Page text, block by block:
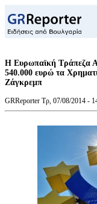
Η Ευρωπαϊκή Τράπεζα
540.000 ευρώ τα
Ζάγκρεμπ
GRReporter Τρ, 07/08/2014 -